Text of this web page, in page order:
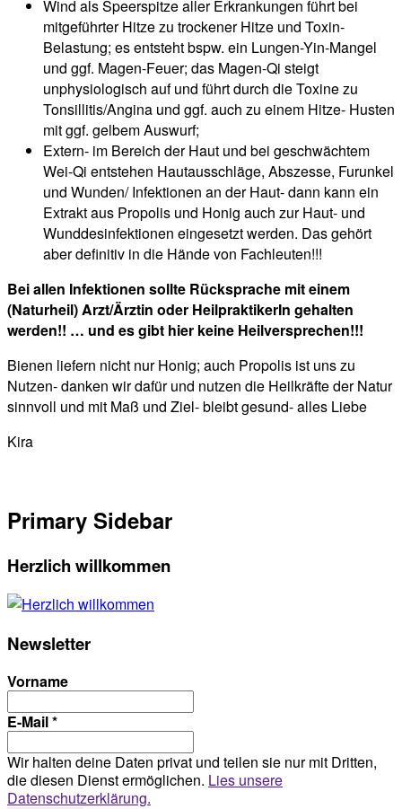
Wind als Speerspitze aller Erkrankungen führt bei
mitgeführter Hitze zu trockener Hitze und Toxin-
Belastung; es entsteht bspw. ein Lungen-Yin-Mangel
und ggf. Magen-Feuer; das Magen-Qi steigt
unphysiologisch auf und führt durch die Toxine zu
Tonsillitis/Angina und ggf. auch zu einem Hitze- Husten
mit ggf. gelbem Auswurf;
Extern- im Bereich der Haut und bei geschwächtem
Wei-Qi entstehen Hautausschläge, Abszesse, Furunkel
und Wunden/ Infektionen an der Haut- dann kann ein
Extrakt aus Propolis und Honig auch zur Haut- und
Wunddesinfektionen eingesetzt werden. Das gehört
aber definitiv in die Hände von Fachleuten!!!
Bei allen Infektionen sollte Rücksprache mit einem
(Naturheil) Arzt/Ärztin oder HeilpraktikerIn gehalten
werden!! … und es gibt hier keine Heilversprechen!!!
Bienen liefern nicht nur Honig; auch Propolis ist uns zu
Nutzen- danken wir dafür und nutzen die Heilkräfte der Natur
sinnvoll und mit Maß und Ziel- bleibt gesund- alles Liebe
Kira
Primary Sidebar
Herzlich willkommen
Newsletter
Vorname
E-Mail*
Wir halten deine Daten privat und teilen sie nur mit Dritten,
die diesen Dienst ermöglichen. Lies unsere
Datenschutzerklärung.